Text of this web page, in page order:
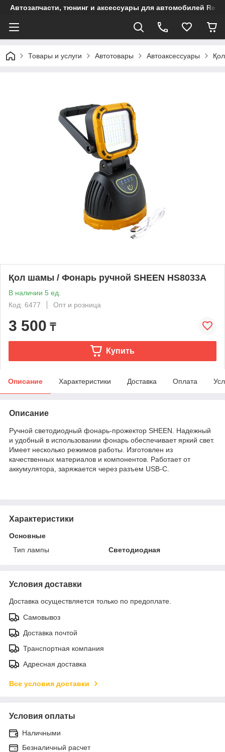
Автозапчасти, тюнинг и аксессуары для автомобилей
Товары и услуги Автотовары Автоаксессуары
Қол шамы / Фонарь ручной SHEEN HS8033A
В наличии 5 ед.
Код: 6477
Опт и розница
3 500 ₸
Купить
Описание Характеристики Доставка Оплата
Описание
Ручной светодиодный фонарь-прожектор SHEEN. Надежный
и удобный в использовании фонарь обеспечивает яркий свет.
Имеет несколько режимов работы. Изготовлен из
качественных материалов и компонентов. Работает от
аккумулятора, заряжается через разъем USB-C.
Характеристики
Основные
Тип лампы
Светодиодная
Условия доставки
Доставка осуществляется только по предоплате.
Самовывоз
Доставка почтой
Транспортная компания
Адресная доставка
Все условия доставки
Условия оплаты
Наличными
Безналичный расчет